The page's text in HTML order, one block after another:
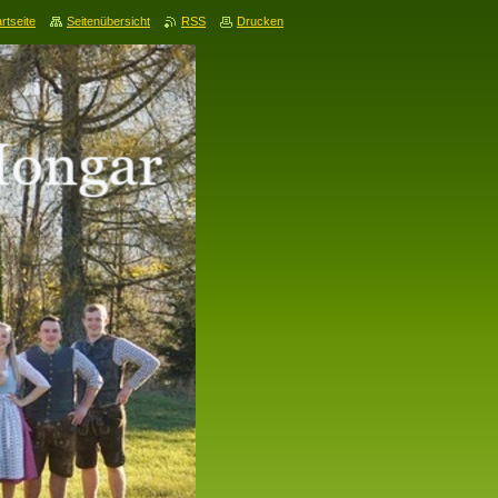
Seitenübersicht RSS Drucken